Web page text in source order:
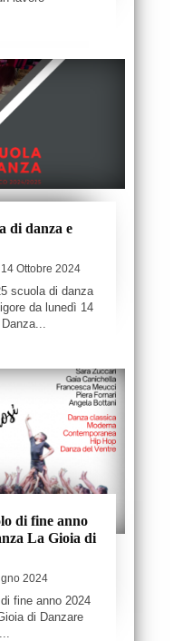
di danza e
| 14 Ottobre 2024
scuola di danza
da lunedì 14
di fine anno
La Gioia di
2024
fine anno 2024
di Danzare